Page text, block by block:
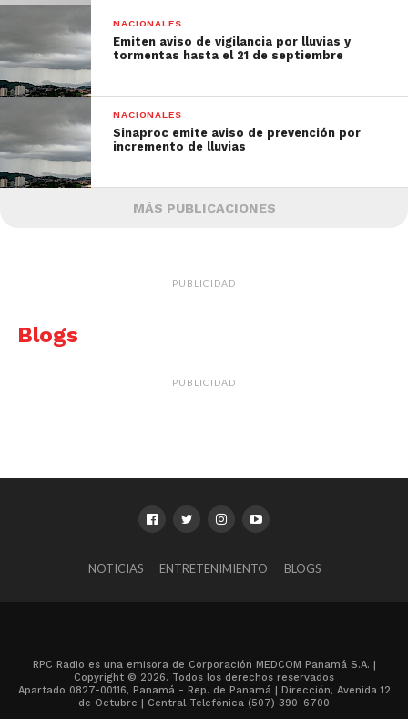
NACIONALES
Emiten aviso de vigilancia por lluvias y
tormentas hasta el 21 de septiembre
NACIONALES
Sinaproc emite aviso de prevención por
incremento de lluvias
MÁS PUBLICACIONES
PUBLICIDAD
Blogs
PUBLICIDAD
NOTICIAS ENTRETENIMIENTO BLOGS
RPC Radio es una emisora de Corporación MEDCOM Panamá S.A. |
Copyright © 2026. Todos los derechos reservados
Apartado 0827-00116, Panamá - Rep. de Panamá | Dirección, Avenida 12
de Octubre | Central Telefónica (507) 390-6700